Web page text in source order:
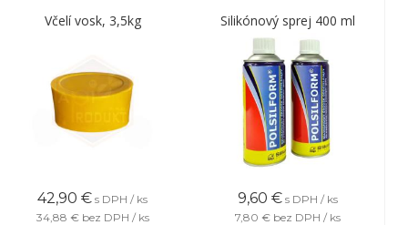
Včelí vosk, 3,5kg
42,90 € s DPH / ks
34,88 € bez DPH / ks
Silikónový sprej 400 ml
9,60 € s DPH / ks
7,80 € bez DPH / ks